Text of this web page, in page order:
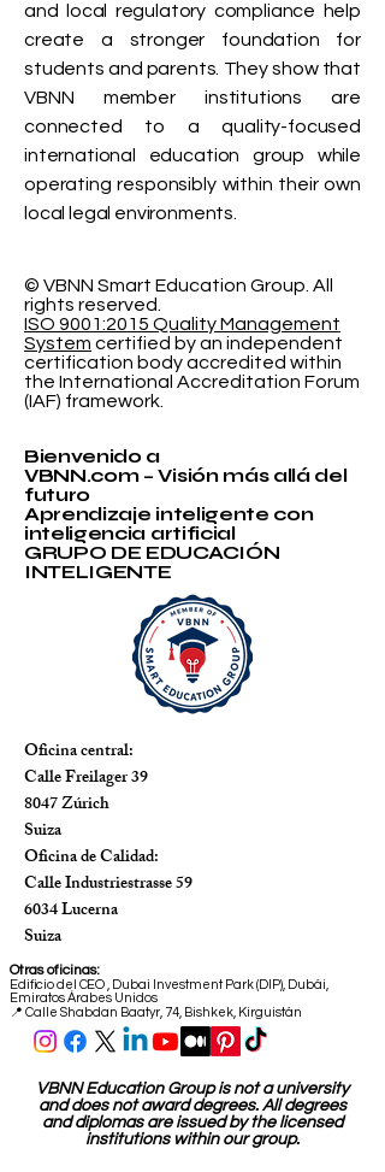
and local regulatory compliance help
create a stronger foundation for
students and parents. They show that
VBNN member institutions are
connected to a quality-focused
international education group while
operating responsibly within their own
local legal environments.
© VBNN Smart Education Group. All
rights reserved.
ISO 9001:2015 Quality Management
System certified by an independent
certification body accredited within
the International Accreditation Forum
(IAF) framework.
Bienvenido a
VBNN.com – Visión más allá del
futuro
Aprendizaje inteligente con
inteligencia artificial
GRUPO DE EDUCACIÓN
INTELIGENTE
Oficina central:
Calle Freilager 39
8047 Zúrich
Suiza
Oficina de Calidad:
Calle Industriestrasse 59
6034 Lucerna
Suiza
Otras oficinas:
Edificio del CEO
Dubai Investment Park (DIP), Dubái,
Emiratos Árabes Unidos
📍 Calle Shabdan Baatyr, 74, Bishkek, Kirguistán
VBNN Education Group is not a university
and does not award degrees. All degrees
and diplomas are issued by the licensed
institutions within our group.